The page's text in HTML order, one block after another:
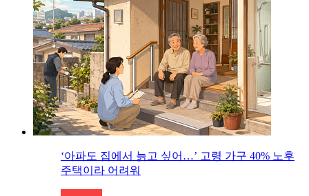
‘아파도 집에서 늙고 싶어…’ 고령 가구 40% 노후
주택이라 어려워